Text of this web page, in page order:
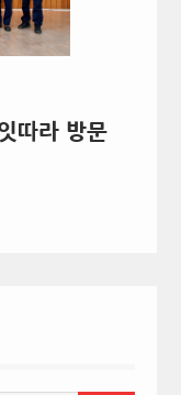
따라 방문